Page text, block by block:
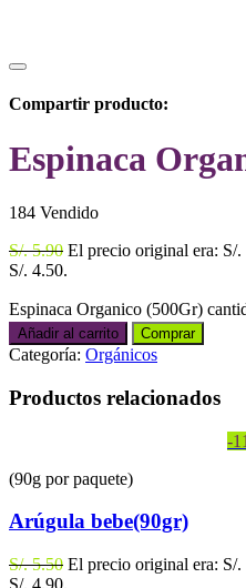
Compartir producto:
Espinaca
184 Vendido
S/.5.90 El precio original era: S/.
S/. 4.50.
Espinaca Organico (500Gr)
Añadir al carrito Comprar
Categoría: Orgánicos
Productos relacionados
-
(90g por paquete)
Arúgula bebe(90gr)
S/.5.50 El precio original era: S/.
S/. 4.90.